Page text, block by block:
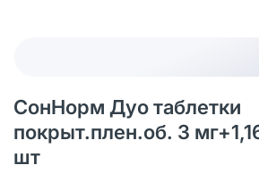
СонНорм Дуо таблетки
покрыт.плен.об. 3
шт